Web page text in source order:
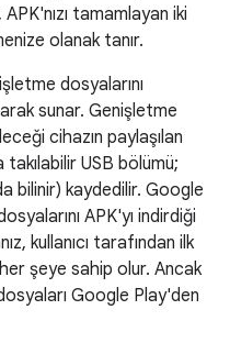
tamamlayan iki
olanak tanır.
dosyalarını
sunar. Genişletme
cihazın paylaşılan
USB bölümü;
bilinir) kaydedilir. Google
APK'yı indirdiği
kullanıcı tarafından ilk
şeye sahip olur. Ancak
Google Play'den